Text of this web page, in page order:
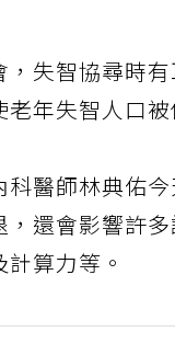
，失智協尋時
年失智人口被
科醫師林典佑
還會影響許
算力等。